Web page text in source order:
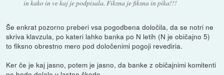
in kako in ve kaj je podpisala. Fiksna je fiksna in pika!!!
Še enkrat pozorno preberi vsa pogodbena določila, da se notri ne
skriva klavzula, po kateri lahko banka po N letih (N je običajno 5)
to fiksno obrestno mero pod določenimi pogoji revediria.
Ker če je kaj jasno, potem je jasno, da banke z običajnimi komitenti